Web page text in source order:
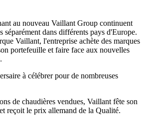
au nouveau Vaillant Group continuent
séparément dans différents pays d'Europe.
Vaillant, l'entreprise achète des marques
portefeuille et faire face aux nouvelles
à célébrer pour de nombreuses
de chaudières vendues, Vaillant fête son
reçoit le prix allemand de la Qualité.